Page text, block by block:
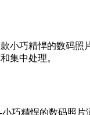
小巧精悍的数码照
集中处理。